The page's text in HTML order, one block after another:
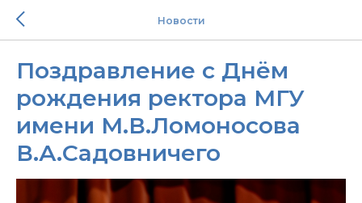
Новости
Поздравление с Днём
рождения ректора МГУ
имени М.В.Ломоносова
В.А.Садовничего